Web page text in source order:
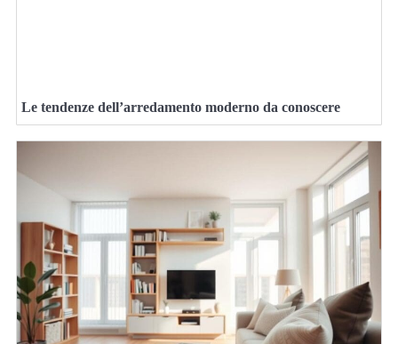
Le tendenze dell’arredamento moderno da conoscere